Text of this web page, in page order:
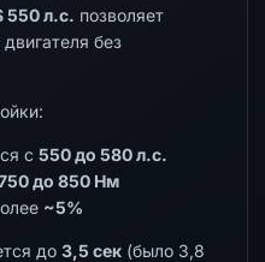
550 л.с. позволяет
без
с 550 до 580 л.с.
до 850 Нм
~5%
до 3,5 сек (было 3,8